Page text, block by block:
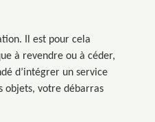
Il est pour cela
à revendre ou à céder,
d’intégrer un service
objets, votre débarras